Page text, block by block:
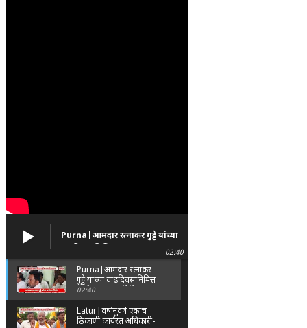
Purna|आमदार रत्नाकर गुट्टे यांच्या
वाढदिवसानिमित्त पूर्णा तालुक्यात
विविध सामाजिक उपक्रम
02:40
Purna|आमदार रत्नाकर
गुट्टे यांच्या वाढदिवसानिमित्त
पूर्णा तालुक्यात विविध
सामाजिक उपक्रम
02:40
Latur|वर्षानुवर्षे एकाच
ठिकाणी कार्यरत अधिकारी-